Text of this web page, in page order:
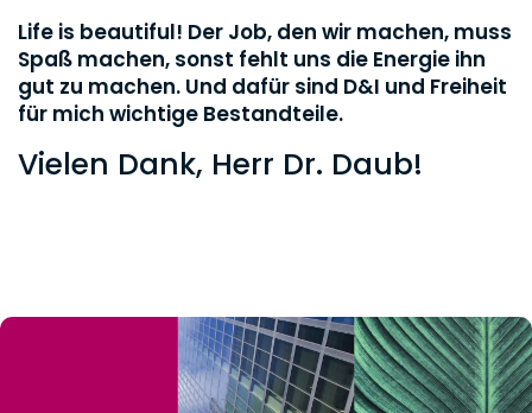
Life is beautiful! Der Job, den wir machen, muss
Spaß machen, sonst fehlt uns die Energie ihn
gut zu machen. Und dafür sind D&I und Freiheit
für mich wichtige Bestandteile.
Vielen Dank, Herr Dr. Daub!